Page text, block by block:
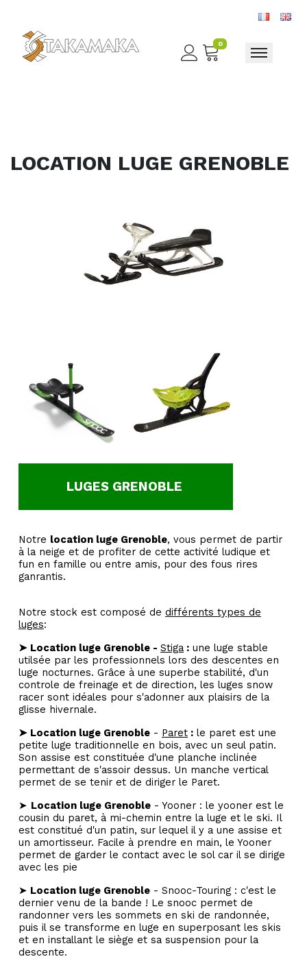
0
Toggle
LOCATION LUGE GRENOBLE
LUGES GRENOBLE
Notre location luge Grenoble, vous permet de partir
à la neige et de profiter de cette activité ludique et
fun en famille ou entre amis, pour des fous rires
ganrantis.
Notre stock est composé de différents types de
luges:
➤ Location luge Grenoble - Stiga : une luge stable
utilsée par les professionnels lors des descentes en
luge nocturnes. Grâce à une superbe stabilité, d'un
controle de freinage et de direction, les luges snow
racer sont idéales pour s'adonner aux plaisirs de la
glisse hivernale.
➤ Location luge Grenoble - Paret : le paret est une
petite luge traditionnelle en bois, avec un seul patin.
Son assise est constituée d'une planche inclinée
permettant de s'assoir dessus. Un manche vertical
permet de se tenir et de diriger le Paret.
➤ Location luge Grenoble - Yooner : le yooner est le
cousin du paret, à mi-chemin entre la luge et le ski. Il
est constitué d'un patin, sur lequel il y a une assise et
un amortisseur. Facile à prendre en main, le Yooner
permet de garder le contact avec le sol car il se dirige
avec les pie
➤ Location luge Grenoble - Snooc-Touring : c'est le
dernier venu de la bande ! Le snooc permet de
randonner vers les sommets en ski de randonnée,
puis il se transforme en luge en superposant les skis
et en installant le siège et sa suspension pour la
descente.